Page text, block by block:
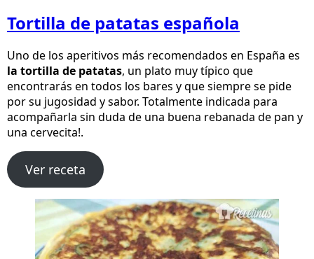
Tortilla de patatas española
Uno de los aperitivos más recomendados en España es
la tortilla de patatas, un plato muy típico que
encontrarás en todos los bares y que siempre se pide
por su jugosidad y sabor. Totalmente indicada para
acompañarla sin duda de una buena rebanada de pan y
una cervecita!.
Ver receta